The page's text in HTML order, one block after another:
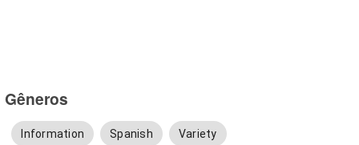
Gêneros
Information Spanish Variety